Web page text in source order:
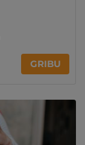
GRIBU